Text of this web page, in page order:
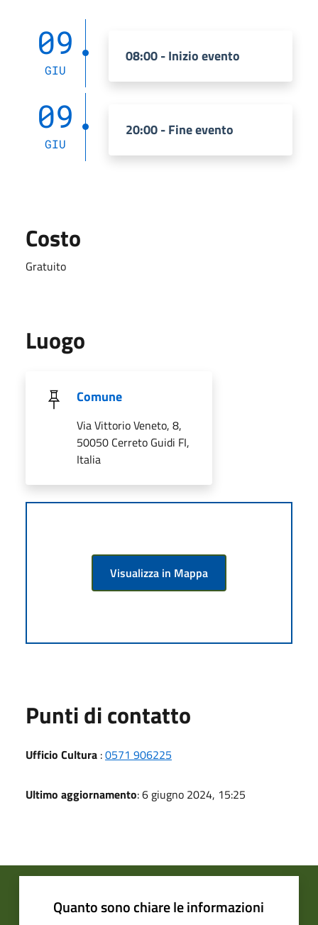
09
GIU
08:00 - Inizio evento
09
GIU
20:00 - Fine evento
Costo
Gratuito
Luogo
Comune
Via Vittorio Veneto, 8,
50050 Cerreto Guidi FI,
Italia
Visualizza in Mappa
Punti di contatto
Ufficio Cultura :0571 906225
Ultimo aggiornamento: 6 giugno 2024, 15:25
Quanto sono chiare le informazioni